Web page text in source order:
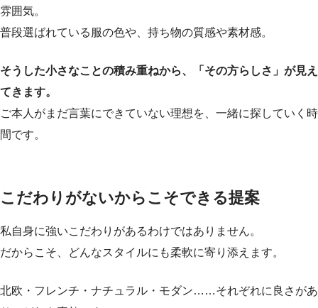
雰囲気。
普段選ばれている服の色や、持ち物の質感や素材感。
そうした小さなことの積み重ねから、「その方らしさ」が見え
てきます。
ご本人がまだ言葉にできていない理想を、一緒に探していく時
間です。
こだわりがないからこそできる提案
私自身に強いこだわりがあるわけではありません。
だからこそ、どんなスタイルにも柔軟に寄り添えます。
北欧・フレンチ・ナチュラル・モダン……それぞれに良さがあ